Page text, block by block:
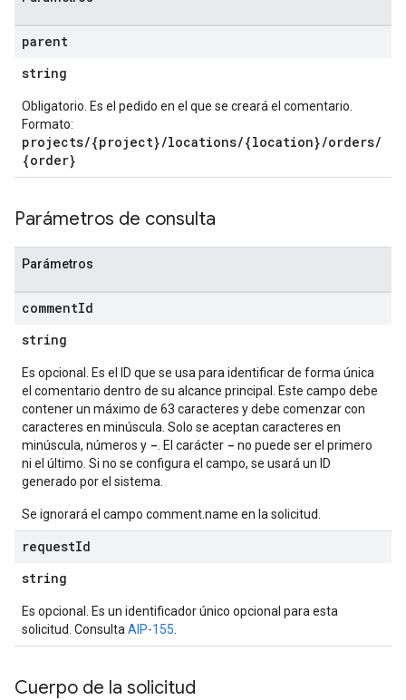
parent
string
Obligatorio. Es el pedido en el que se creará el comentario.
Formato:
projects/{project}/locations/{location}/orders/
{order}
Parámetros de consulta
Parámetros
commentId
string
Es opcional. Es el ID que se usa para identificar de forma única
el comentario dentro de su alcance principal. Este campo debe
contener un máximo de 63 caracteres y debe comenzar con
caracteres en minúscula. Solo se aceptan caracteres en
minúscula, números y - . El carácter - no puede ser el primero
ni el último. Si no se configura el campo, se usará un ID
generado por el sistema.
Se ignorará el campo comment.name en la solicitud.
requestId
string
Es opcional. Es un identificador único opcional para esta
solicitud. Consulta AIP-155
Cuerpo de la solicitud